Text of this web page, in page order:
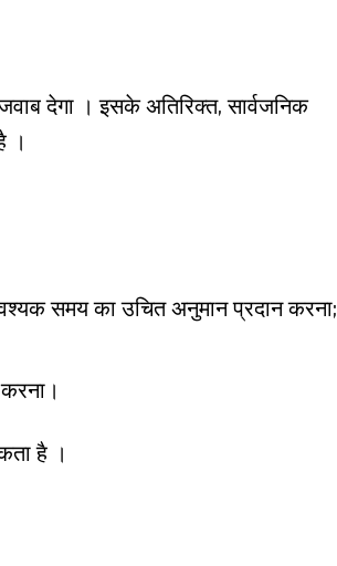
देगा । इसके अतिरिक्त, सार्वजनिक
।
समय का उचित अनुमान प्रदान करना;
है ।